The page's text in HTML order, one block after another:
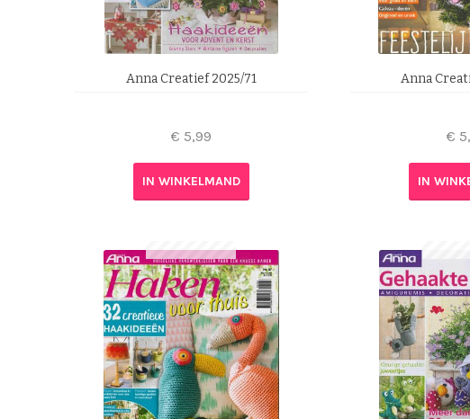
Anna Creatief 2025/71
€ 5,99
IN WINKELMAND
Anna
€
IN